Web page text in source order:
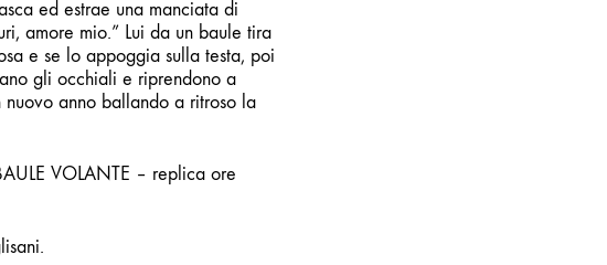
ed estrae una manciata di
amore mio.” Lui da un baule tira
e se lo appoggia sulla testa, poi
gli occhiali e riprendono a
anno ballando a ritroso la
VOLANTE – replica ore